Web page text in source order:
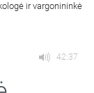
ir vargonininkė
42:37